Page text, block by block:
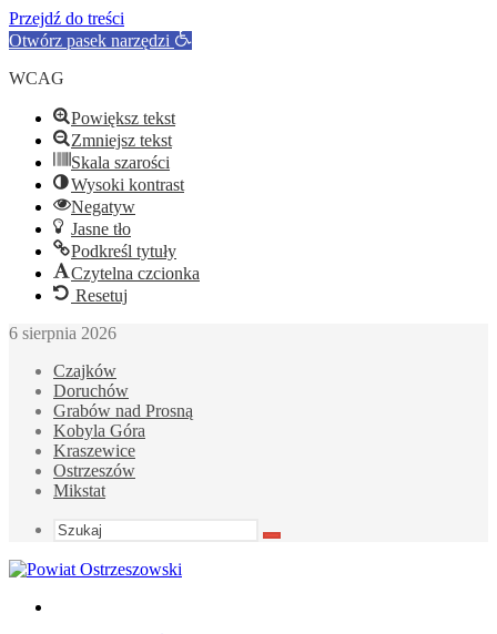
Przejdź do treści
Otwórz pasek narzędzi
WCAG
Powiększ tekst
Zmniejsz tekst
Skala szarości
Wysoki kontrast
Negatyw
Jasne tło
Podkreśl tytuły
Czytelna czcionka
Resetuj
6 sierpnia 2026
Czajków
Doruchów
Grabów nad Prosną
Kobyla Góra
Kraszewice
Ostrzeszów
Mikstat
Szukaj